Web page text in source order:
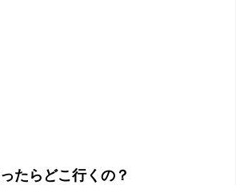
たらどこ行くの？